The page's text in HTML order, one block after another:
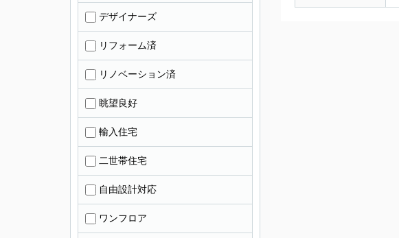
デザイナーズ
リフォーム済
リノベーション済
眺望良好
輸入住宅
二世帯住宅
自由設計対応
ワンフロア